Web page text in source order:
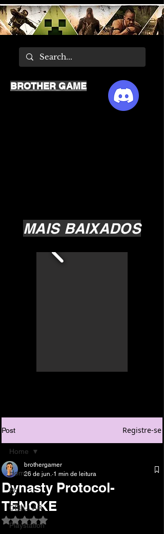
MAIS BAIXADOS
BROTHER GAME
Post Registre-se
Home
Pc
CELULAR
Playstation
Home
Dynasty Protocol-
TENOKE
brothergamer
26 de jun. 1 min de leitura
Avaliado com NaN de 5 estrelas.